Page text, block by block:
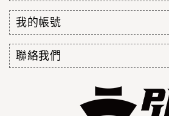
我的帳號
聯絡我們